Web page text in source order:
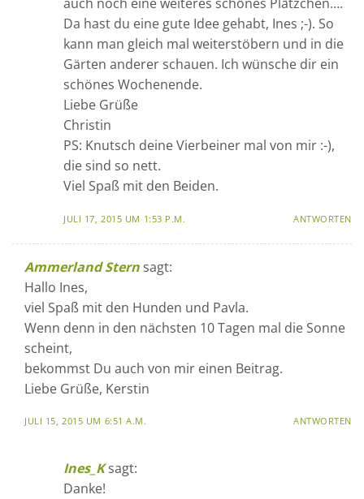
Da hast du eine gute Idee gehabt, Ines ;-). So
kann man gleich mal weiterstöbern und in die
Gärten anderer schauen. Ich wünsche dir ein
schönes Wochenende.
Liebe Grüße
Christin
PS: Knutsch deine Vierbeiner mal von mir :-),
die sind so nett.
Viel Spaß mit den Beiden.
JULI 17, 2015 UM 1:53 P.M. ANTWORTEN
Ammerland Stern sagt:
Hallo Ines,
viel Spaß mit den Hunden und Pavla.
Wenn denn in den nächsten 10 Tagen mal die Sonne
scheint,
bekommst Du auch von mir einen Beitrag.
Liebe Grüße, Kerstin
JULI 15, 2015 UM 6:51 A.M. ANTWORTEN
Ines_K sagt:
Danke!